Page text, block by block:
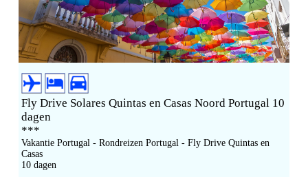
Fly Drive Solares Quintas en Casas Noord Portugal 10
dagen
***
Vakantie Portugal - Rondreizen Portugal - Fly Drive Quintas en
Casas
10 dagen